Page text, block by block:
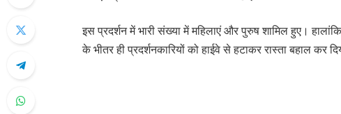
इस प्रदर्शन में भारी संख्या में महिलाएं और पुरुष शामिल हुए।
के भीतर ही प्रदर्शनकारियों को हाईवे से हटाकर रास्ता बहाल कर